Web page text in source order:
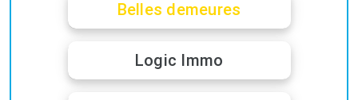
Belles demeures
Logic Immo